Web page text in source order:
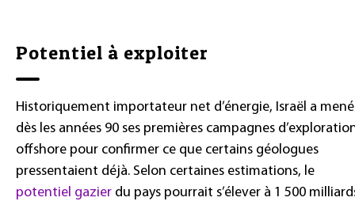
Potentiel à exploiter
Historiquement importateur net d’énergie, Israël a mené
dès les années 90 ses premières campagnes
offshore pour confirmer ce que certains géologues
pressentaient déjà. Selon certaines estimations, le
potentiel gazier du pays pourrait s’élever à 1 500